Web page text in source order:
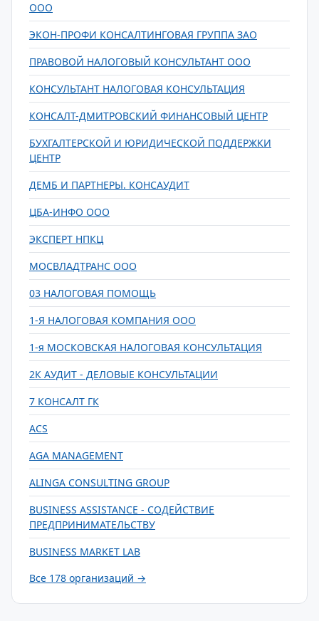
ООО
ЭКОН-ПРОФИ КОНСАЛТИНГОВАЯ ГРУППА ЗАО
ПРАВОВОЙ НАЛОГОВЫЙ КОНСУЛЬТАНТ ООО
КОНСУЛЬТАНТ НАЛОГОВАЯ КОНСУЛЬТАЦИЯ
КОНСАЛТ-ДМИТРОВСКИЙ ФИНАНСОВЫЙ ЦЕНТР
БУХГАЛТЕРСКОЙ И ЮРИДИЧЕСКОЙ ПОДДЕРЖКИ
ЦЕНТР
ДЕМБ И ПАРТНЕРЫ. КОНСАУДИТ
ЦБА-ИНФО ООО
ЭКСПЕРТ НПКЦ
МОСВЛАДТРАНС ООО
03 НАЛОГОВАЯ ПОМОЩЬ
1-Я НАЛОГОВАЯ КОМПАНИЯ ООО
1-я МОСКОВСКАЯ НАЛОГОВАЯ КОНСУЛЬТАЦИЯ
2К АУДИТ - ДЕЛОВЫЕ КОНСУЛЬТАЦИИ
7 КОНСАЛТ ГК
ACS
AGA MANAGEMENT
ALINGA CONSULTING GROUP
BUSINESS ASSISTANCE - СОДЕЙСТВИЕ
ПРЕДПРИНИМАТЕЛЬСТВУ
BUSINESS MARKET LAB
Все 178 организаций →